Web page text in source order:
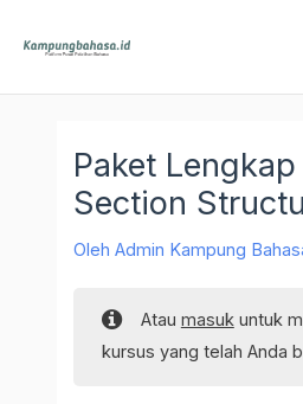
Paket Lengkap
Section
OlehAdmin Kampung
Atau masukuntuk
kursus yang telah Anda